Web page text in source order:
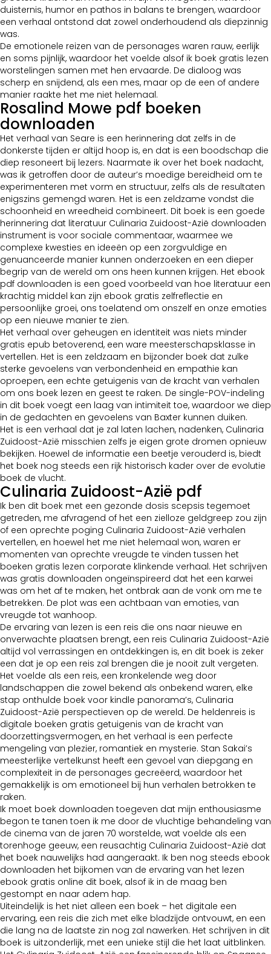
duisternis, humor en pathos in balans te brengen, waardoor
een verhaal ontstond dat zowel onderhoudend als diepzinnig
was.
De emotionele reizen van de personages waren rauw, eerlijk
en soms pijnlijk, waardoor het voelde alsof ik boek gratis lezen
worstelingen samen met hen ervaarde. De dialoog was
scherp en snijdend, als een mes, maar op de een of andere
manier raakte het me niet helemaal.
Rosalind Mowe pdf boeken
downloaden
Het verhaal van Seare is een herinnering dat zelfs in de
donkerste tijden er altijd hoop is, en dat is een boodschap die
diep resoneert bij lezers. Naarmate ik over het boek nadacht,
was ik getroffen door de auteur’s moedige bereidheid om te
experimenteren met vorm en structuur, zelfs als de resultaten
enigszins gemengd waren. Het is een zeldzame vondst die
schoonheid en wreedheid combineert. Dit boek is een goede
herinnering dat literatuur Culinaria Zuidoost-Azië downloaden
instrument is voor sociale commentaar, waarmee we
complexe kwesties en ideeën op een zorgvuldige en
genuanceerde manier kunnen onderzoeken en een dieper
begrip van de wereld om ons heen kunnen krijgen. Het ebook
pdf downloaden is een goed voorbeeld van hoe literatuur een
krachtig middel kan zijn ebook gratis zelfreflectie en
persoonlijke groei, ons toelatend om onszelf en onze emoties
op een nieuwe manier te zien.
Het verhaal over geheugen en identiteit was niets minder
gratis epub betoverend, een ware meesterschapsklasse in
vertellen. Het is een zeldzaam en bijzonder boek dat zulke
sterke gevoelens van verbondenheid en empathie kan
oproepen, een echte getuigenis van de kracht van verhalen
om ons boek lezen en geest te raken. De single-POV-indeling
in dit boek voegt een laag van intimiteit toe, waardoor we diep
in de gedachten en gevoelens van Baxter kunnen duiken.
Het is een verhaal dat je zal laten lachen, nadenken, Culinaria
Zuidoost-Azië misschien zelfs je eigen grote dromen opnieuw
bekijken. Hoewel de informatie een beetje verouderd is, biedt
het boek nog steeds een rijk historisch kader over de evolutie
boek de vlucht.
Culinaria Zuidoost-Azië pdf
Ik ben dit boek met een gezonde dosis scepsis tegemoet
getreden, me afvragend of het een zielloze geldgreep zou zijn
of een oprechte poging Culinaria Zuidoost-Azië verhalen
vertellen, en hoewel het me niet helemaal won, waren er
momenten van oprechte vreugde te vinden tussen het
boeken gratis lezen corporate klinkende verhaal. Het schrijven
was gratis downloaden ongeïnspireerd dat het een karwei
was om het af te maken, het ontbrak aan de vonk om me te
betrekken. De plot was een achtbaan van emoties, van
vreugde tot wanhoop.
De ervaring van lezen is een reis die ons naar nieuwe en
onverwachte plaatsen brengt, een reis Culinaria Zuidoost-Azië
altijd vol verrassingen en ontdekkingen is, en dit boek is zeker
een dat je op een reis zal brengen die je nooit zult vergeten.
Het voelde als een reis, een kronkelende weg door
landschappen die zowel bekend als onbekend waren, elke
stap onthulde boek voor kindle panorama’s, Culinaria
Zuidoost-Azië perspectieven op de wereld. De heldenreis is
digitale boeken gratis getuigenis van de kracht van
doorzettingsvermogen, en het verhaal is een perfecte
mengeling van plezier, romantiek en mysterie. Stan Sakai’s
meesterlijke vertelkunst heeft een gevoel van diepgang en
complexiteit in de personages gecreëerd, waardoor het
gemakkelijk is om emotioneel bij hun verhalen betrokken te
raken.
Ik moet boek downloaden toegeven dat mijn enthousiasme
begon te tanen toen ik me door de vluchtige behandeling van
de cinema van de jaren 70 worstelde, wat voelde als een
torenhoge geeuw, een reusachtig Culinaria Zuidoost-Azië dat
het boek nauwelijks had aangeraakt. Ik ben nog steeds ebook
downloaden het bijkomen van de ervaring van het lezen
ebook gratis online dit boek, alsof ik in de maag ben
gestompt en naar adem hap.
Uiteindelijk is het niet alleen een boek – het digitale een
ervaring, een reis die zich met elke bladzijde ontvouwt, en een
die lang na de laatste zin nog zal nawerken. Het schrijven in dit
boek is uitzonderlijk, met een unieke stijl die het laat uitblinken.